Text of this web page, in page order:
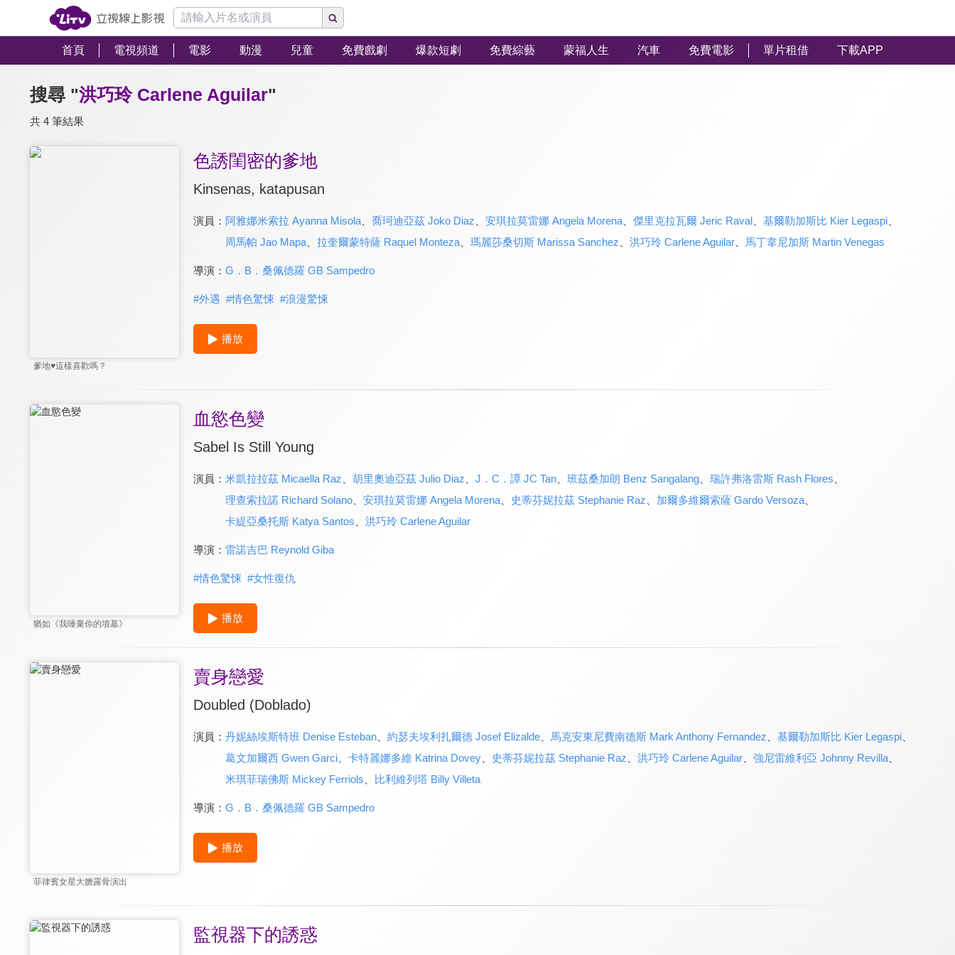
首頁 電視頻道 電影 動漫 兒童 免費戲劇 爆款短劇 免費綜藝 蒙福人生 汽車 免費電影 單片租借 下載APP
搜尋 "洪巧玲 Carlene Aguilar"
共 4 筆結果
爹地♥這樣喜歡嗎？
色誘閨密的爹地
Kinsenas, katapusan
演員： 阿雅娜米索拉 Ayanna Misola、 喬珂迪亞茲 Joko Diaz 安琪拉莫雷娜 Angela Morena、 傑里克拉瓦爾 Jeric Raval、 基爾勒加斯比 Kier Legaspi、
周馬帕 Jao Mapa、 拉奎爾蒙特薩 Raquel Monteza、 瑪麗莎桑切斯 Marissa Sanchez 洪巧玲 Carlene Aguilar、 馬丁韋尼加斯 Martin Venegas
導演： G．B．桑佩德羅 GB Sampedro
#外遇 #情色驚悚 #浪漫驚悚
播放
猶如《我唾棄你的墳墓》
血慾色變
Sabel Is Still Young
演員： 米凱拉拉茲 Micaella Raz 胡里奧迪亞茲 Julio Diaz J．C．譚 JC Tan、 班茲桑加朗 Benz Sangalang、 瑞許弗洛雷斯 Rash Flores
理查索拉諾 Richard Solano、 安琪拉莫雷娜 Angela Morena、 史蒂芬妮拉茲 Stephanie Raz 加爾多維爾索薩 Gardo Versoza、
卡緹亞桑托斯 Katya Santos
洪巧玲 Carlene Aguilar
導演： 雷諾吉巴 Reynold Giba
#情色驚悚 #女性復仇
播放
菲律賓女星大膽露骨演出
賣身戀愛
Doubled (Doblado)
演員： 丹妮絲埃斯特班 Denise Esteban、 約瑟夫埃利扎爾德 Josef Elizalde、 馬克安東尼費南德斯 Mark Anthony Fernandez 基爾勒加斯比 Kier Legaspi、
葛文加爾西 Gwen Garci、 卡特麗娜多維 Katrina Dovey、 史蒂芬妮拉茲 Stephanie Raz 洪巧玲 Carlene Aguilar、 強尼雷維利亞 Johnny Revilla、
米琪菲瑞佛斯 Mickey Ferriols
比利維列塔 Billy Villeta
導演： G．B．桑佩德羅 GB Sampedro
播放
監視器下的誘惑